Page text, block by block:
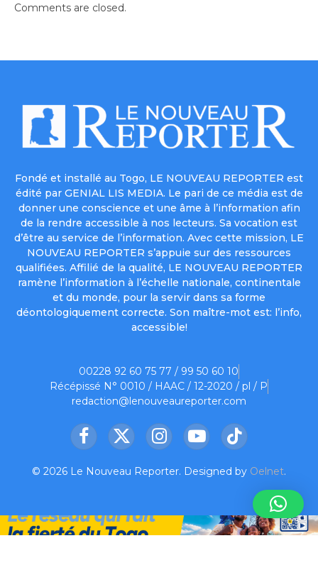
Comments are closed.
Fondé et installé au Togo, LE NOUVEAU REPORTER est
édité par GENIAL LIS MEDIA. Le pari de ce média est de
donner une conscience et une âme à l’information afin
de la rendre accessible à nos lecteurs. Sa vocation est
d’être au service de l’information. Avec cette mission, LE
NOUVEAU REPORTER s’appuie sur des ressources
qualifiées. Affilié de la qualité, LE NOUVEAU REPORTER
ramène l’information à l’échelle nationale, continentale
et du monde, pour la servir dans sa forme
déontologiquement correcte. Son maître-mot est: l’info,
accessible!
00228 92 60 75 77 / 99 50 60 10
Récépissé N° 0010 / HAAC / 12-2020 / pl / P
redaction@lenouveaureporter.com
Facebook
X
InstagramYouTubeTikTok
© 2026 Le Nouveau Reporter. Designed by Oelnet.